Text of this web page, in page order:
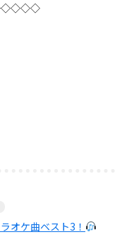
オケ曲ベスト3！